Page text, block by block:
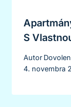
S
Autor
4. novembra